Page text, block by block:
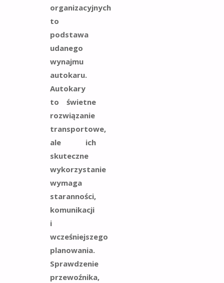
organizacyjnych
to
podstawa
udanego
wynajmu
autokaru.
Autokary
to świetne
rozwiązanie
transportowe,
ale ich
skuteczne
wykorzystanie
wymaga
staranności,
komunikacji
i
wcześniejszego
planowania.
Sprawdzenie
przewoźnika,